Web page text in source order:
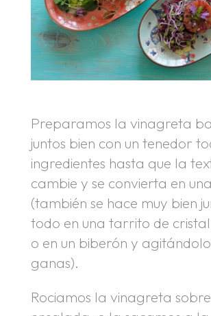
Preparamos la vinagreta
juntos bien con un tenedor
ingredientes hasta que la
cambie y se convierta en
(también se hace muy bien
todo en una tarrito de
o en un biberón y
ganas).
Rociamos la vinagreta